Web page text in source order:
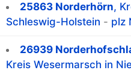
25863 Norderhörn,
Schleswig-Holstein - plz
26939
Kreis Wesermarsch in